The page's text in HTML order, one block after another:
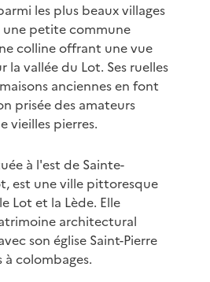
les plus beaux villages
une petite commune
colline offrant une vue
la vallée du Lot. Ses ruelles
anciennes en font
prisée des amateurs
vieilles pierres.
à l'est de Sainte-
est une ville pittoresque
Lot et la Lède. Elle
architectural
son église Saint-Pierre
à colombages.